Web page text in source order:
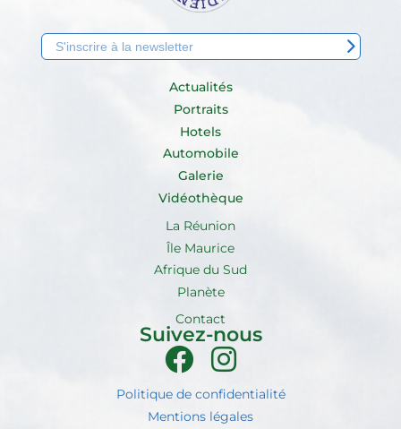
Actualités
Portraits
Hotels
Automobile
Galerie
Vidéothèque
La Réunion
Île Maurice
Afrique du Sud
Planète
Contact
Suivez-nous
Politique de confidentialité
Mentions légales